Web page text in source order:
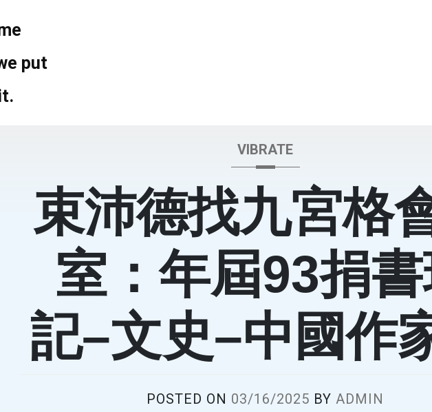
put
VIBRATE
束沛德找九宮格
室：年屆93捐
記–文史–中國作
POSTED ON 03/16/2025 BY ADMIN